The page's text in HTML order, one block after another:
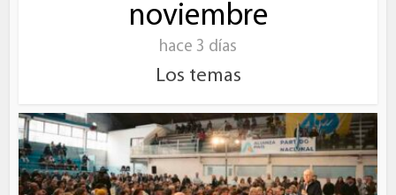
noviembre
hace 3 días
Los temas